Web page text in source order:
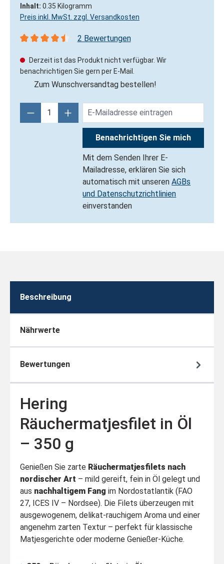
Inhalt: 0.35 Kilogramm
Preis inkl. MwSt. zzgl. Versandkosten
2 Bewertungen
Derzeit ist das Produkt nicht verfügbar. Wir
benachrichtigen Sie gern per E-Mail.
Zum Wunschversandtag bestellen!
Benachrichtigen Sie mich
Mit dem Senden Ihrer E-
Mailadresse, erklären Sie sich
automatisch mit unserenAGBs
und Datenschutzrichtlinien
einverstanden
Beschreibung
Nährwerte
Bewertungen
Hering
Räuchermatjesfilet in Öl
– 350 g
Genießen Sie zarte Räuchermatjesfilets nach
nordischer Art – mild gereift, fein in Öl gelegt und
aus nachhaltigem Fang im Nordostatlantik (FAO
27, ICES IV – Nordsee). Die Filets überzeugen mit
ausgewogenem, delikat-rauchigem Aroma und einer
angenehm zarten Textur – perfekt für klassische
Matjesgerichte oder moderne Genießer-Küche.